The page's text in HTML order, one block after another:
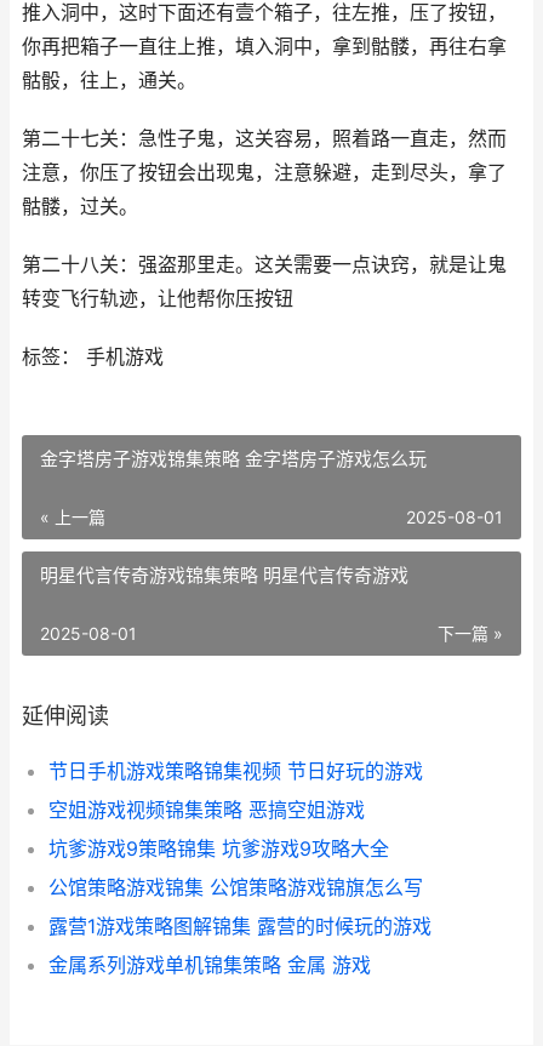
推入洞中，这时下面还有壹个箱子，往左推，压了按钮，
你再把箱子一直往上推，填入洞中，拿到骷髅，再往右拿
骷骰，往上，通关。
第二十七关：急性子鬼，这关容易，照着路一直走，然而
注意，你压了按钮会出现鬼，注意躲避，走到尽头，拿了
骷髅，过关。
第二十八关：强盗那里走。这关需要一点诀窍，就是让鬼
转变飞行轨迹，让他帮你压按钮
标签： 手机游戏
金字塔房子游戏锦集策略 金字塔房子游戏怎么玩
« 上一篇 2025-08-01
明星代言传奇游戏锦集策略 明星代言传奇游戏
下一篇 »
2025-08-01
延伸阅读
节日手机游戏策略锦集视频 节日好玩的游戏
空姐游戏视频锦集策略 恶搞空姐游戏
坑爹游戏9策略锦集 坑爹游戏9攻略大全
公馆策略游戏锦集 公馆策略游戏锦旗怎么写
露营1游戏策略图解锦集 露营的时候玩的游戏
金属系列游戏单机锦集策略 金属 游戏